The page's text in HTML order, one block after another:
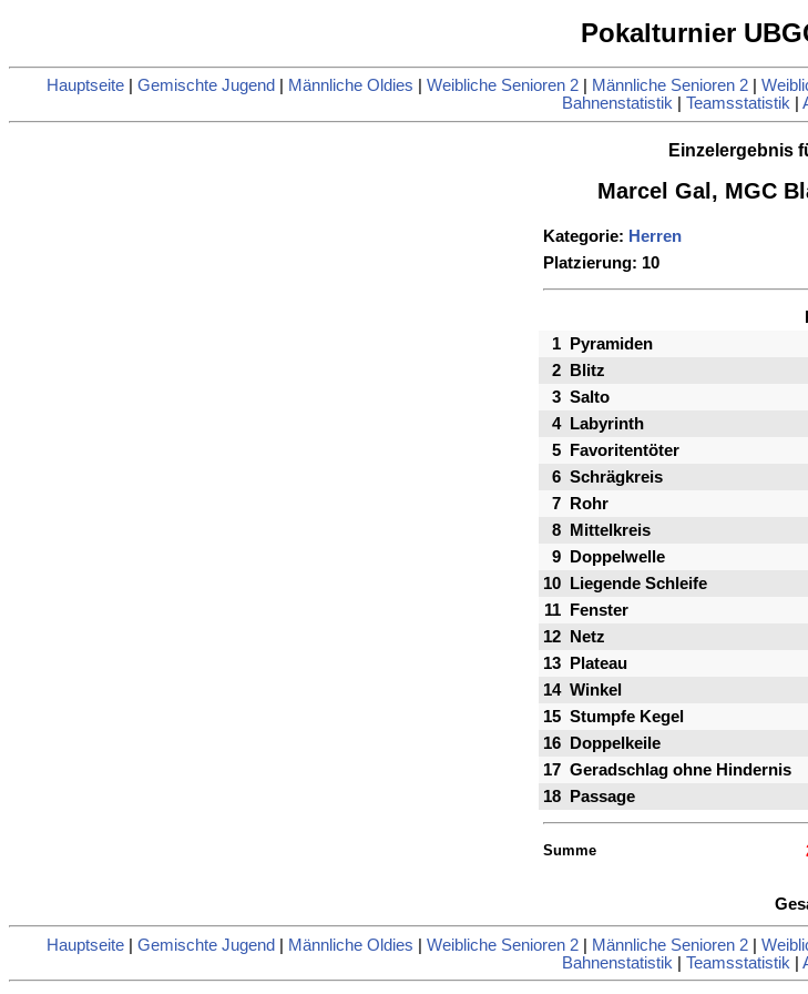
Pokalturnier
Hauptseite| Gemischte Jugend Männliche Oldies Weibliche Senioren 2| Männliche Senioren 2|
Bahnenstatistik| Teamsstatistik|
Einzelergebnis
Marcel Gal, MGC
Kategorie: Herren
Platzierung: 10
1
Pyramiden
2
Blitz
3 Salto
4
Labyrinth
5
Favoritentöter
6 Schrägkreis
7
Rohr
8
Mittelkreis
9
Doppelwelle
10
Liegende Schleife
11
Fenster
12
Netz
13
Plateau
14 Winkel
15 Stumpfe Kegel
16
Doppelkeile
17 Geradschlag ohne Hindernis
18
Passage
Summe
Hauptseite| Gemischte Jugend Männliche Oldies Weibliche Senioren 2| Männliche Senioren 2|
Bahnenstatistik
Teamsstatistik